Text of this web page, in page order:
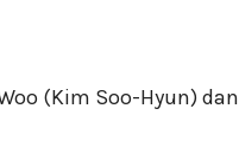
(Kim Soo-Hyun) dan